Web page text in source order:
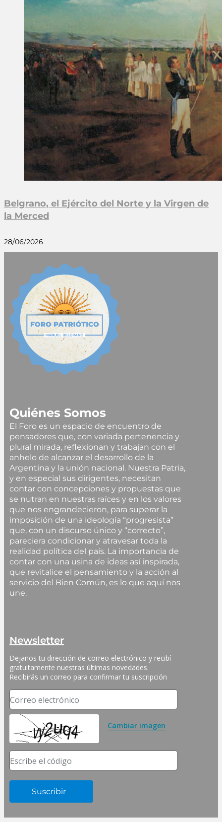
Belgrano, el Ejército del Norte y la Virgen de
la Merced
28/06/2026
Quiénes Somos
El Foro es un espacio de encuentro de
pensadores que, con variada pertenencia y
plural mirada, reflexionan y trabajan con el
anhelo de alcanzar el desarrollo de la
Argentina y la unión nacional. Nuestra Patria,
y en especial sus dirigentes, necesitan
contar con concepciones y propuestas que
se nutran en nuestras raíces y en los valores
que nos engrandecieron, para superar la
imposición de una ideología “progresista”
que, con un discurso único y “correcto”,
pareciera condicionar y atravesar toda la
realidad política del país. La importancia de
contar con una usina de ideas así inspirada,
que revitalice el pensamiento y la acción al
servicio del Bien Común, es lo que aquí nos
une.
Newsletter
Dejanos tu dirección de correo electrónico y recibí
gratuitamente nuestras últimas novedades.
Recibirás un correo para confirmar tu suscripción
Correo electrónico
Cambiar imagen
Escribe el código